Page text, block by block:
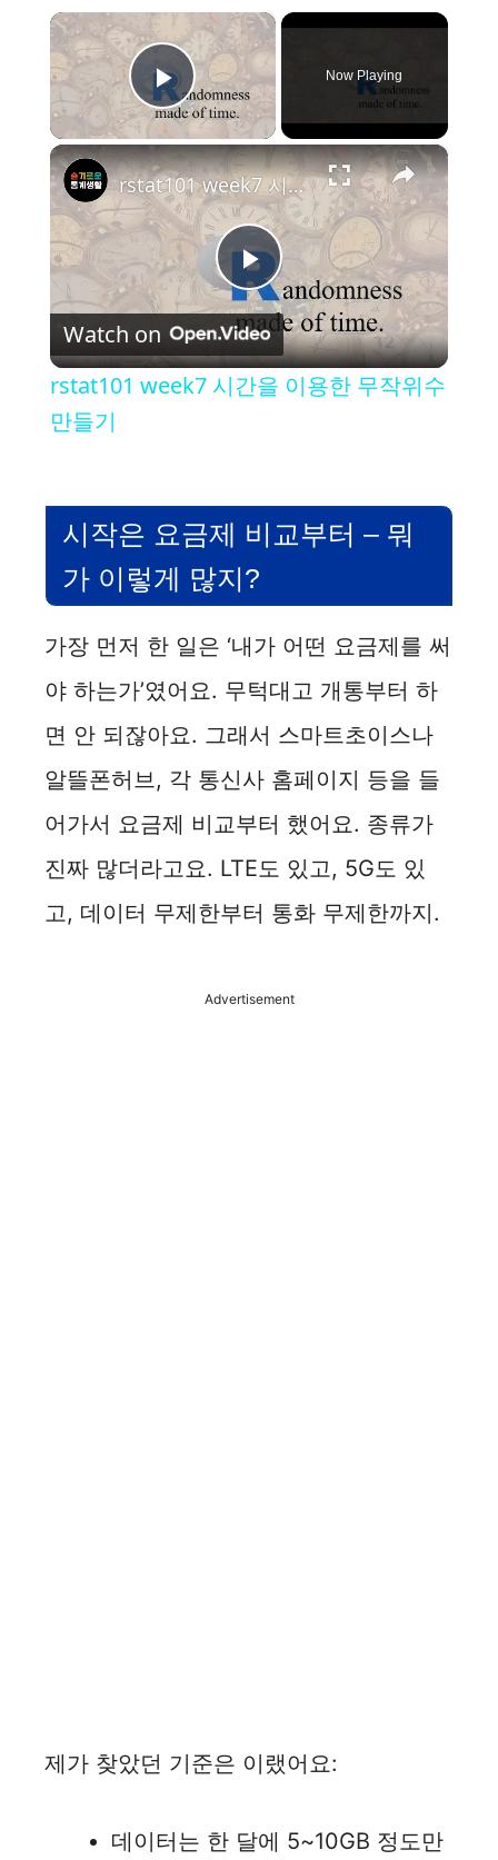
×
Play Video
Now Playing
×
P
l
V
d
e
o
rstat101 week7 시간을 이용한 무작위수 만들기
Watch on
rstat101 week7 시간을 이용한 무작위수
만들기
시작은 요금제 비교부터 – 뭐
가 이렇게 많지?
가장 먼저 한 일은 ‘내가 어떤 요금제를 써
야 하는가’였어요. 무턱대고 개통부터 하
면 안 되잖아요. 그래서 스마트초이스나
알뜰폰허브, 각 통신사 홈페이지 등을 들
어가서 요금제 비교부터 했어요. 종류가
진짜 많더라고요. LTE도 있고, 5G도 있
고, 데이터 무제한부터 통화 무제한까지.
Advertisement
제가 찾았던 기준은 이랬어요:
데이터는 한 달에 5~10GB 정도만